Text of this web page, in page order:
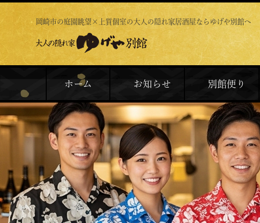
岡崎市の庭園眺望×上質個室の大人の隠れ家居酒屋ならゆげや別館へ
ホーム お知らせ 別館便り